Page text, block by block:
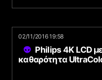
02/11/2016 19:58
Philips 4K LCD
καθαρότητα